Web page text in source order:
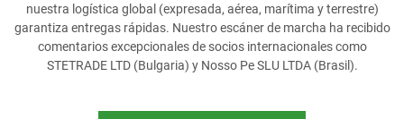
nuestra logística global (expresada, aérea, marítima y terrestre)
garantiza entregas rápidas. Nuestro escáner de marcha ha recibido
comentarios excepcionales de socios internacionales como
STETRADE LTD (Bulgaria) y Nosso Pe SLU LTDA (Brasil).